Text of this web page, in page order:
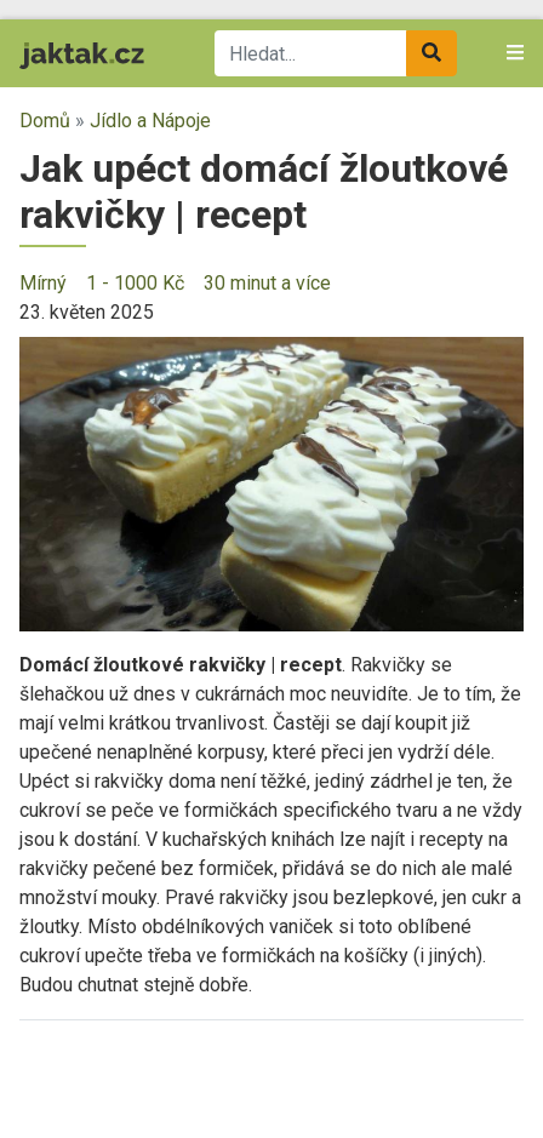
Domů » Jídlo a Nápoje
Jak upéct domácí žloutkové
rakvičky | recept
Mírný 1 - 1000 Kč
30 minut a více
23. květen 2025
Domácí žloutkové rakvičky | recept. Rakvičky se
šlehačkou už dnes v cukrárnách moc neuvidíte. Je to tím, že
mají velmi krátkou trvanlivost. Častěji se dají koupit již
upečené nenaplněné korpusy, které přeci jen vydrží déle.
Upéct si rakvičky doma není těžké, jediný zádrhel je ten, že
cukroví se peče ve formičkách specifického tvaru a ne vždy
jsou k dostání. V kuchařských knihách lze najít i recepty na
rakvičky pečené bez formiček, přidává se do nich ale malé
množství mouky. Pravé rakvičky jsou bezlepkové, jen cukr a
žloutky. Místo obdélníkových vaniček si toto oblíbené
cukroví upečte třeba ve formičkách na košíčky (i jiných).
Budou chutnat stejně dobře.